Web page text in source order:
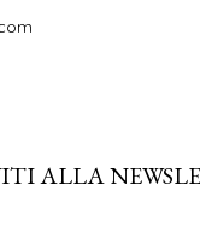
ALLA